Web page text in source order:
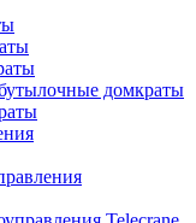
домкраты